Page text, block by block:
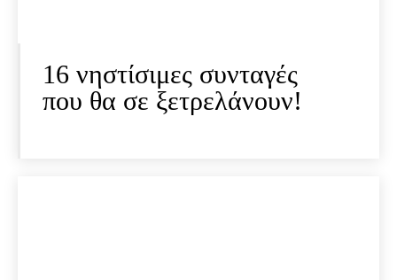
16 νηστίσιμες συνταγές
που θα σε ξετρελάνουν!